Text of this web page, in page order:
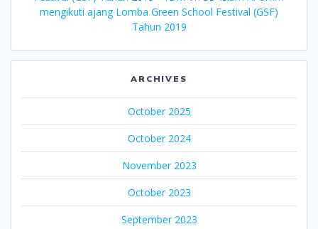
mengikuti ajang Lomba Green School Festival (GSF)
Tahun 2019
ARCHIVES
October 2025
October 2024
November 2023
October 2023
September 2023